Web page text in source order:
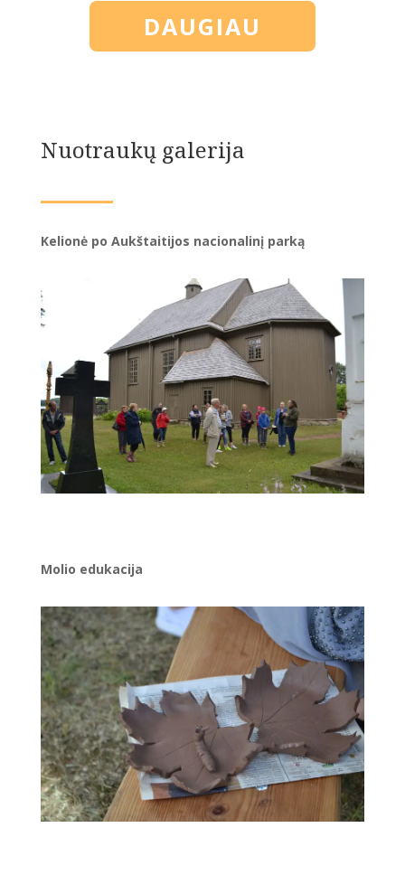
DAUGIAU
Nuotraukų galerija
Kelionė po Aukštaitijos nacionalinį parką
Molio edukacija